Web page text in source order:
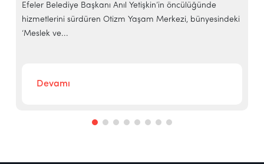
Efeler Belediye Başkanı Anıl Yetişkin’in öncülüğünde
hizmetlerini sürdüren Otizm Yaşam Merkezi, bünyesindeki
‘Meslek ve...
Devamı